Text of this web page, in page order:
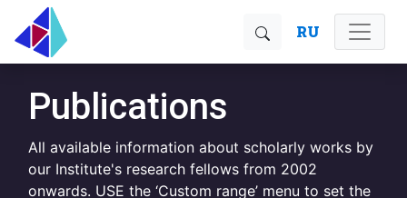
RU
Publications
All available information about scholarly works by
our Institute's research fellows from 2002
onwards. USE the ‘Custom range’ menu to set the